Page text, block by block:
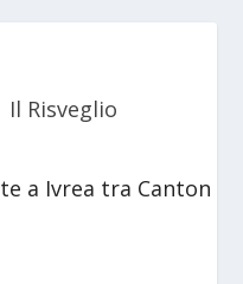
Il Risveglio